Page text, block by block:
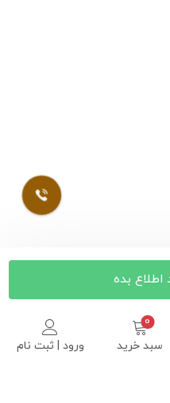
سبد خرید ورود | ثبت نام
سایت فروشگاه اینترنتی
شده توسط ایلیاسیستم